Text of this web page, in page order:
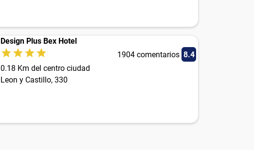
Design Plus Bex Hotel
1904 comentarios 8.4
0.18 Km del centro ciudad
Leon y Castillo, 330